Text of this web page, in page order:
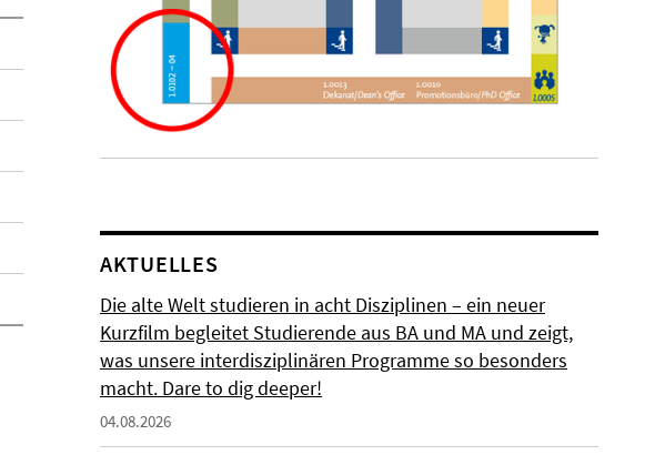
AKTUELLES
Die alte Welt studieren in acht Disziplinen – ein neuer
Kurzfilm begleitet Studierende aus BA und MA und zeigt,
was unsere interdisziplinären Programme so besonders
macht. Dare to dig deeper!
04.08.2026